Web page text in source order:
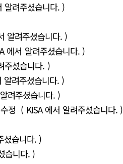
려주셨습니다. )
알려주셨습니다. )
에서 알려주셨습니다. )
주셨습니다. )
려주셨습니다. )
려주셨습니다. )
정 ( KISA 에서 알려주셨습니다. )
셨습니다. )
습니다. )